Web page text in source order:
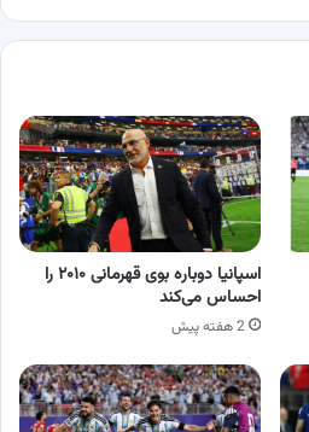
اسپانیا دوباره بوی قهرمانی ۲۰۱۰ را
احساس می‌کند
2 هفته پیش